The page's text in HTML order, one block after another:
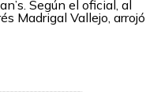
Según el oficial, al
Madrigal Vallejo, arrojó